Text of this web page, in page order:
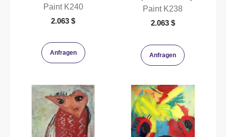
Paint K240
2.063$
Anfragen
Paint K238
2.063 $
Anfragen